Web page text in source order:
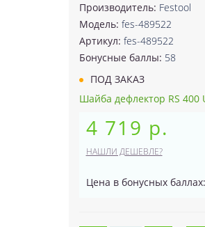
Производитель: Festool
Модель: fes-489522
Артикул: fes-489522
Бонусные баллы: 58
ПОД ЗАКАЗ
Шайба дефлектор RS 400
4 719 р.
НАШЛИ ДЕШЕВЛЕ?
Цена в бонусных